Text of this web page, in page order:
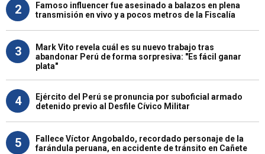
2
Famoso influencer fue asesinado a balazos en plena
transmisión en vivo y a pocos metros de la Fiscalía
3
Mark Vito revela cuál es su nuevo trabajo tras
abandonar Perú de forma sorpresiva: "Es fácil ganar
plata"
4
Ejército del Perú se pronuncia por suboficial armado
detenido previo al Desfile Cívico Militar
5
Fallece Víctor Angobaldo, recordado personaje de la
farándula peruana, en accidente de tránsito en Cañete